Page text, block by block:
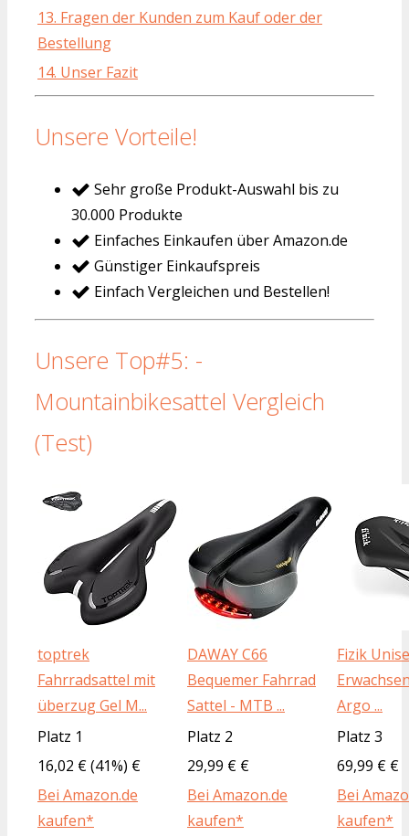
13. Fragen der Kunden zum Kauf oder der
Bestellung
14. Unser Fazit
Unsere Vorteile!
Sehr große Produkt-Auswahl bis zu
30.000 Produkte
Einfaches Einkaufen über Amazon.de
Günstiger Einkaufspreis
Einfach Vergleichen und Bestellen!
Unsere Top#5: -
Mountainbikesattel Vergleich
(Test)
toptrek
Fahrradsattel mit
überzug Gel M...
DAWAY C66
Bequemer Fahrrad
Sattel - MTB ...
Fizik
Argo ...
Platz 1
Platz 2
Platz 3
16,02 € (41%) €
29,99 € €
69,99 € €
Bei Amazon.de
kaufen*
Bei Amazon.de
kaufen*
Bei
kaufen*